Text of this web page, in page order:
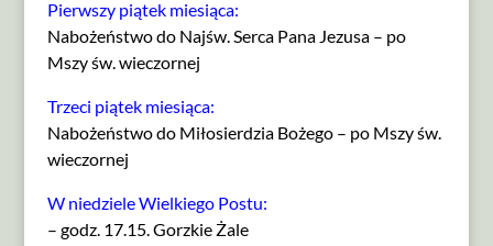
Pierwszy piątek miesiąca:
Nabożeństwo do Najśw. Serca Pana Jezusa – po
Mszy św. wieczornej
Trzeci piątek miesiąca:
Nabożeństwo do Miłosierdzia Bożego – po Mszy św.
wieczornej
W niedziele Wielkiego Postu:
– godz. 17.15. Gorzkie Żale